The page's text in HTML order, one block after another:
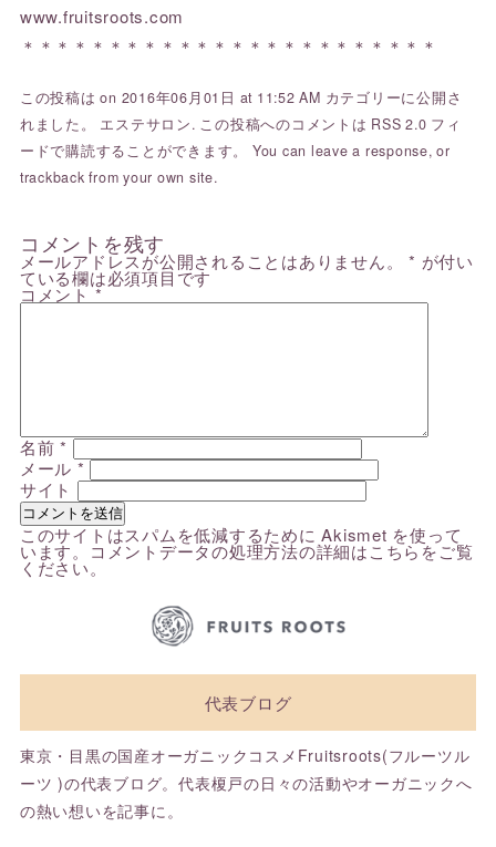
www.fruitsroots.com
＊＊＊＊＊＊＊＊＊＊＊＊＊＊＊＊＊＊＊＊＊＊＊＊
この投稿は on 2016年06月01日 at 11:52 AM カテゴリーに公開さ
れました。 エステサロン. この投稿へのコメントは RSS 2.0 フィ
ードで購読することができます。 You can leave a response, or
trackback from your own site.
コメントを残す
メールアドレスが公開されることはありません。 * が付い
ている欄は必須項目です
コメント*
名前*
メール *
サイト
このサイトはスパムを低減するために Akismet を使って
います。 コメントデータの処理方法の詳細はこちらをご覧
ください。
代表ブログ
東京・目黒の国産オーガニックコスメFruitsroots(フルーツル
ーツ )の代表ブログ。代表榎戸の日々の活動やオーガニックへ
の熱い想いを記事に。